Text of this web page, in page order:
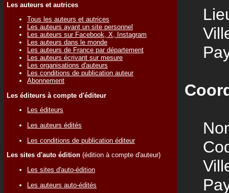
Les auteurs et autrices
Tous les auteurs et autrices
Les auteurs ayant un site personnel
Les auteurs sur Facebook, X, Instagram
Les auteurs dans le monde
Les auteurs de France par département
Les auteurs écrivant sur mesure
Les organisations d'auteurs
Les conditions de publication auteur
Abonnement
Les éditeurs à compte d'éditeur
Les éditeurs
Les auteurs édités
Les conditions de publication éditeur
Les sites d'auto édition (édition à compte d'auteur)
Les sites d'auto-édition
Les auteurs auto-édités